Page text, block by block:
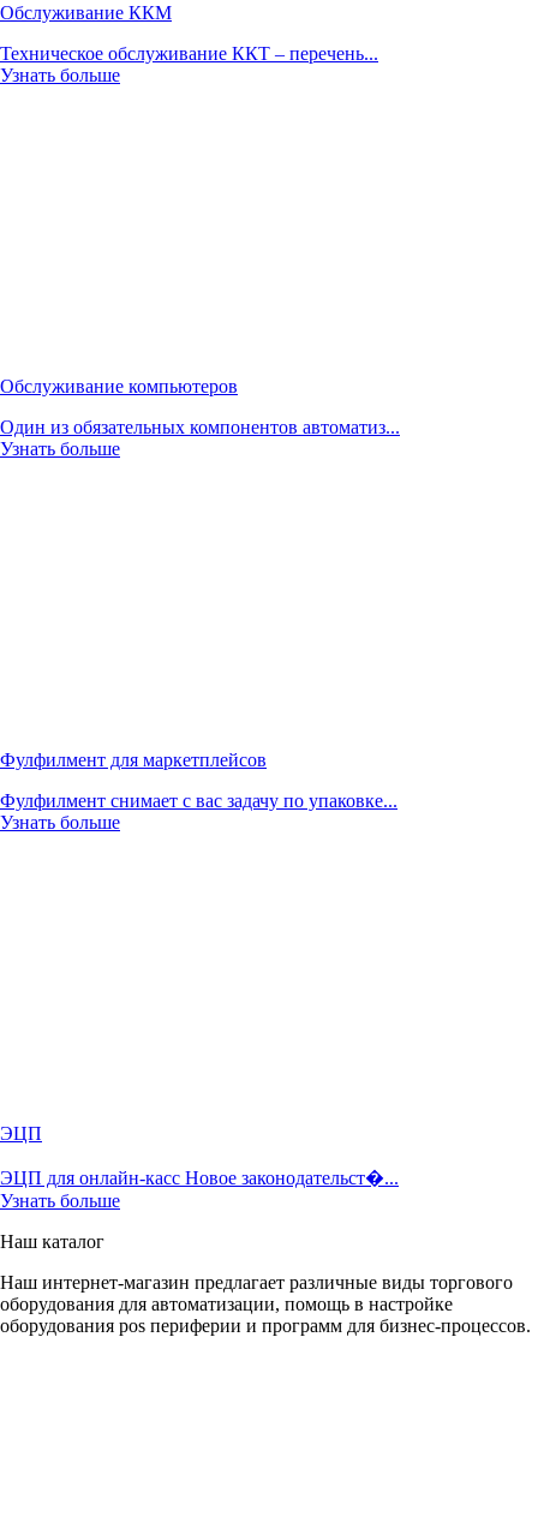
Обслуживание ККМ
Техническое обслуживание ККТ – перечень...
Узнать больше
Обслуживание компьютеров
Один из обязательных компонентов автоматиз...
Узнать больше
Фулфилмент для маркетплейсов
Фулфилмент снимает с вас задачу по упаковке...
Узнать больше
ЭЦП
ЭЦП для онлайн-касс Новое законодательст�...
Узнать больше
Наш каталог
Наш интернет-магазин предлагает различные виды торгового
оборудования для автоматизации, помощь в настройке
оборудования pos периферии и программ для бизнес-процессов.